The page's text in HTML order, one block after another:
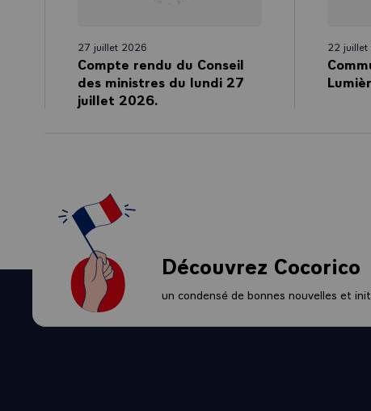
27 juillet 2026
Compte rendu du Conseil
des ministres du lundi 27
juillet 2026.
22
Découvrez Cocorico
un condensé de bonnes nouvelles et